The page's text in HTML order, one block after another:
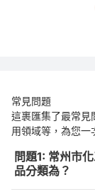
常見問題
這裹匯集了最常見
用領域等，為您一
問題1: 常州市
品分類為？